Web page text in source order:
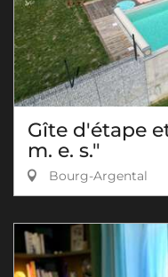
Gîte d'étape
m. e. s."
Bourg-Argental